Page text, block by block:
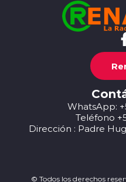
WhatsApp:
Teléfono
Dirección : Padre
© Todos los derechos